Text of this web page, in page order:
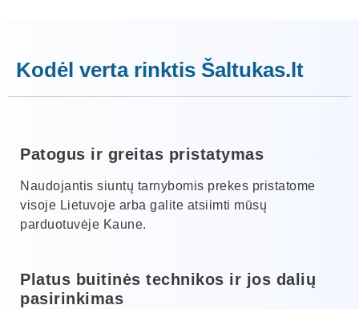
Kodėl verta rinktis Šaltukas.lt
Patogus ir greitas pristatymas
Naudojantis siuntų tarnybomis prekes pristatome
visoje Lietuvoje arba galite atsiimti mūsų
parduotuvėje Kaune.
Platus buitinės technikos ir jos dalių
pasirinkimas